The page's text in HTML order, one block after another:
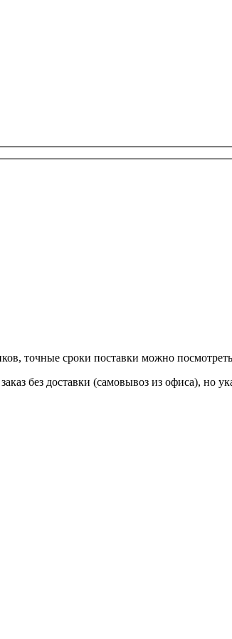
точные сроки поставки можно
без доставки (самовывоз из офиса),